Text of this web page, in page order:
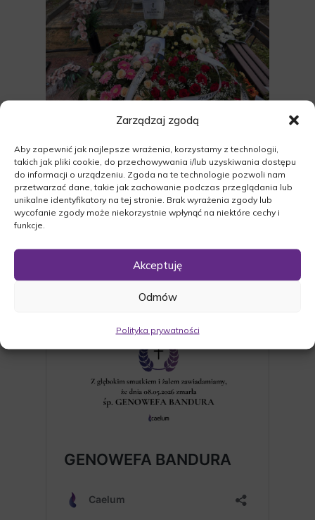
Zarządzaj zgodą
Aby zapewnić jak najlepsze wrażenia, korzystamy z technologii,
takich jak pliki cookie, do przechowywania i/lub uzyskiwania dostępu
do informacji o urządzeniu. Zgoda na te technologie pozwoli nam
przetwarzać dane, takie jak zachowanie podczas przeglądania lub
unikalne identyfikatory na tej stronie. Brak wyrażenia zgody lub
wycofanie zgody może niekorzystnie wpłynąć na niektóre cechy i
funkcje.
Akceptuję
Odmów
Polityka prywatności